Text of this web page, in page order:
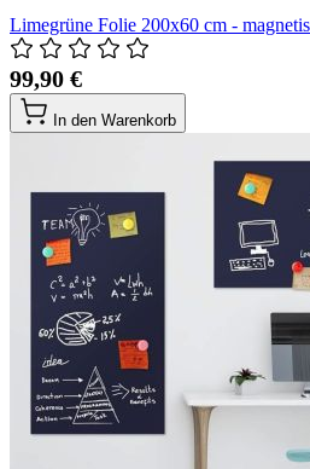
Limegrüne Folie 200x60 cm -
99,90 €
In den Warenkorb